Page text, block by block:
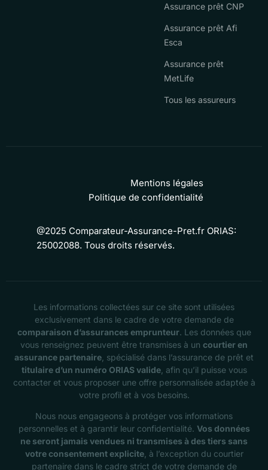
Assurance prêt CNP
Assurance prêt Afi
Esca
Assurance prêt
MetLife
Tous les assureurs
@2025 Comparateur-Assurance-Pret.fr ORIAS:
25002088. Tous droits réservés.
Mentions légales
Politique de confidentialité
Les informations collectées sur ce site sont utilisées
exclusivement dans le cadre de votre demande de
comparaison d’assurances emprunteur. Les données que
vous renseignez peuvent être transmises à un courtier en
assurance partenaire , spécialisé dans l’assurance de prêt et
titulaire d’un numéro ORIAS valide, afin qu’il puisse vous
contacter et vous proposer une offre personnalisée adaptée à
votre profil et à vos besoins.
Nous nous engageons à protéger vos informations
personnelles et à garantir leur confidentialité. Vos données
ne seront jamais vendues ni transmises à des tiers sans
votre consentement explicite, à l’exception du courtier
partenaire dans le cadre strict de votre demande de